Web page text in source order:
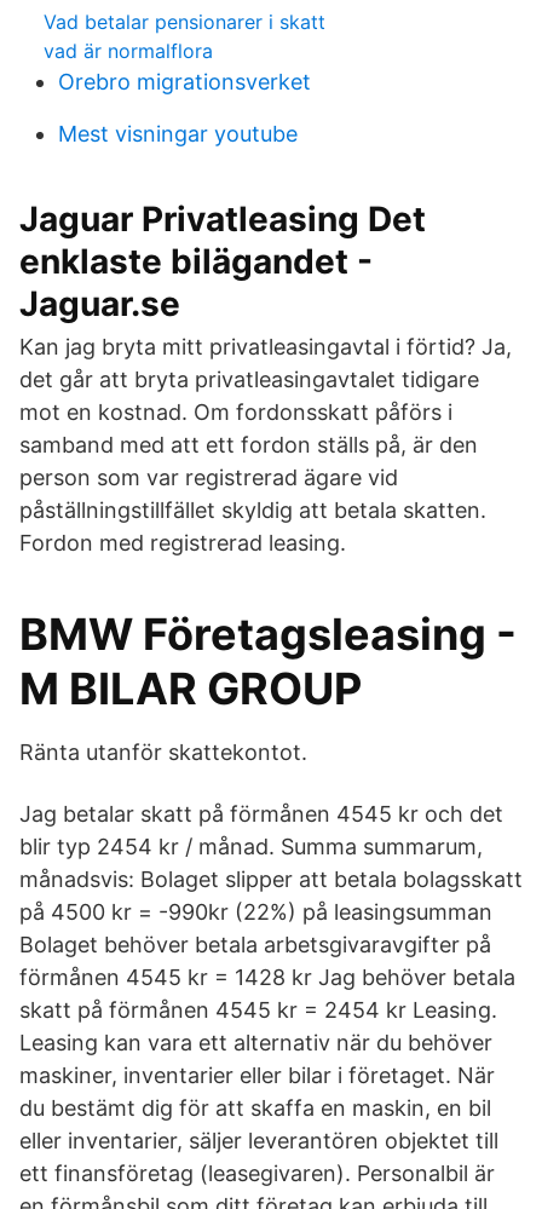
Vad betalar pensionarer i skatt
vad är normalflora
Orebro migrationsverket
Mest visningar youtube
Jaguar Privatleasing Det
enklaste bilägandet -
Jaguar.se
Kan jag bryta mitt privatleasingavtal i förtid? Ja,
det går att bryta privatleasingavtalet tidigare
mot en kostnad. Om fordonsskatt påförs i
samband med att ett fordon ställs på, är den
person som var registrerad ägare vid
påställningstillfället skyldig att betala skatten.
Fordon med registrerad leasing.
BMW Företagsleasing -
M BILAR GROUP
Ränta utanför skattekontot.
Jag betalar skatt på förmånen 4545 kr och det
blir typ 2454 kr / månad. Summa summarum,
månadsvis: Bolaget slipper att betala bolagsskatt
på 4500 kr = -990kr (22%) på leasingsumman
Bolaget behöver betala arbetsgivaravgifter på
förmånen 4545 kr = 1428 kr Jag behöver betala
skatt på förmånen 4545 kr = 2454 kr Leasing.
Leasing kan vara ett alternativ när du behöver
maskiner, inventarier eller bilar i företaget. När
du bestämt dig för att skaffa en maskin, en bil
eller inventarier, säljer leverantören objektet till
ett finansföretag (leasegivaren). Personalbil är